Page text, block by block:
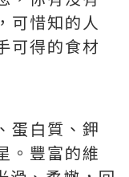
可惜知的人
可得的食材
蛋白質、鉀
。豐富的維